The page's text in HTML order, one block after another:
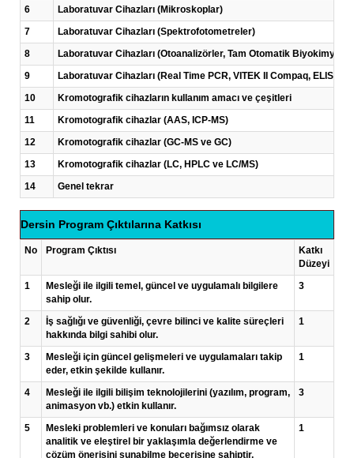
6
Laboratuvar Cihazları (Mikroskoplar)
7
Laboratuvar Cihazları (Spektrofotometreler)
8
Laboratuvar Cihazları (Otoanalizörler, Tam Otomatik Biyokimya
9
Laboratuvar Cihazları (Real Time PCR, VITEK II Compaq, ELISA
10
Kromotografik cihazların kullanım amacı ve çeşitleri
11
Kromotografik cihazlar (AAS, ICP-MS)
12
Kromotografik cihazlar (GC-MS ve GC)
13
Kromotografik cihazlar (LC, HPLC ve LC/MS)
14
Genel tekrar
Dersin Program Çıktılarına Katkısı
No Program Çıktısı
Katkı
Düzeyi
1
Mesleği ile ilgili temel, güncel ve uygulamalı bilgilere
sahip olur.
3
2
İş sağlığı ve güvenliği, çevre bilinci ve kalite süreçleri
hakkında bilgi sahibi olur.
1
3
Mesleği için güncel gelişmeleri ve uygulamaları takip
eder, etkin şekilde kullanır.
1
4
Mesleği ile ilgili bilişim teknolojilerini (yazılım, program,
animasyon vb.) etkin kullanır.
3
5
Mesleki problemleri ve konuları bağımsız olarak
analitik ve eleştirel bir yaklaşımla değerlendirme ve
çözüm önerisini sunabilme becerisine sahiptir.
1